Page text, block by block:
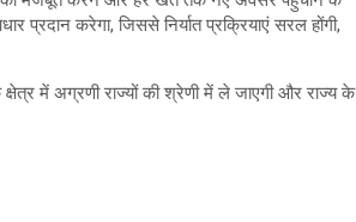
प्रदान करेगा, जिससे निर्यात प्रक्रियाएं सरल होंगी,
क्षेत्र में अग्रणी राज्यों की श्रेणी में ले जाएगी और राज्य के